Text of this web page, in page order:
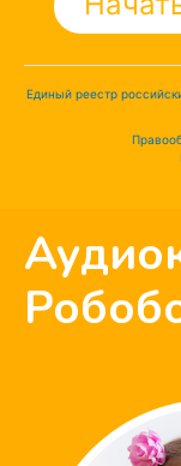
Единый реестр